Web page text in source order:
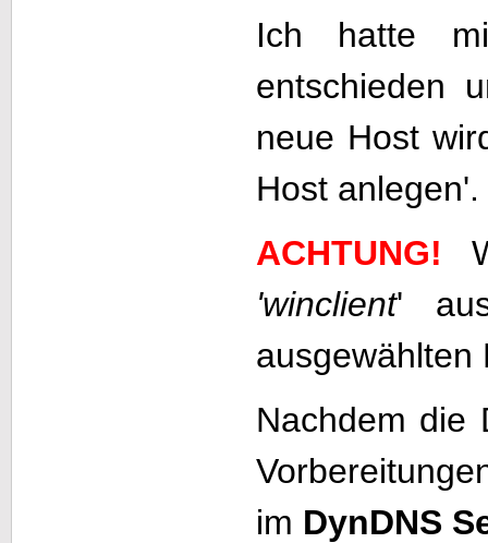
Ich hatte
entschieden
neue Host
Host anlegen'.
ACHTUNG!
'winclient'
ausgewählten
Nachdem die
im DynDNS